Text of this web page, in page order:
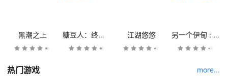
黑潮之上 糖豆人：终极淘汰赛 江湖悠悠 另一个伊甸 : 超越时空的猫
热门游戏 more...